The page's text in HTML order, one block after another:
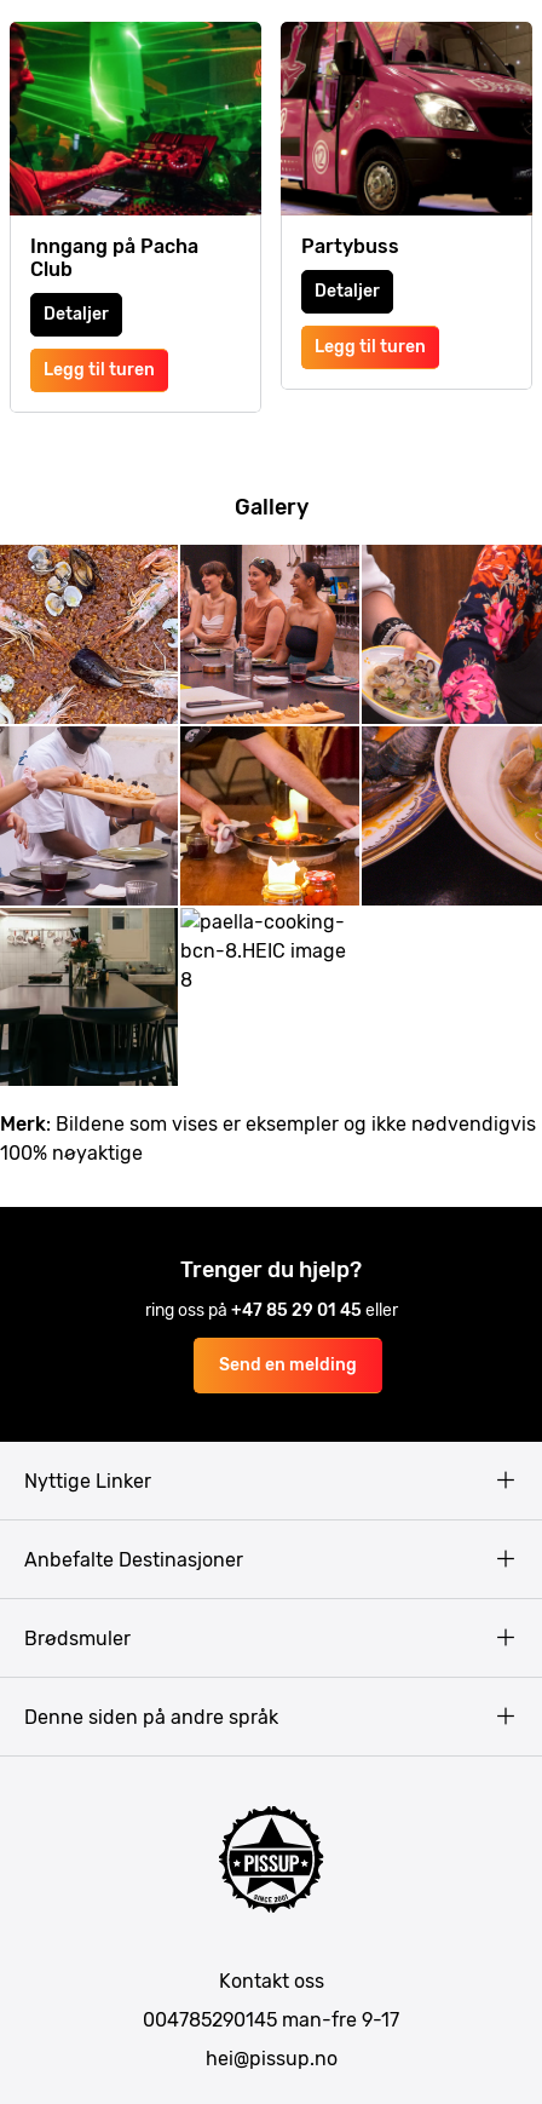
Inngang på Pacha
Club
Detaljer
Legg til turen
Partybuss
Detaljer
Legg til turen
Gallery
Merk: Bildene som vises er eksempler og ikke nødvendigvis
100% nøyaktige
Trenger du hjelp?
ring oss på +47 85 29 01 45eller
Send en melding
Nyttige Linker
Anbefalte Destinasjoner
Brødsmuler
Kontakt oss
004785290145 man-fre 9-17
hei@pissup.no
Denne siden på andre språk